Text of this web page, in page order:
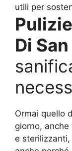
utili per
Di
Ormai quello
giorno, anche
e